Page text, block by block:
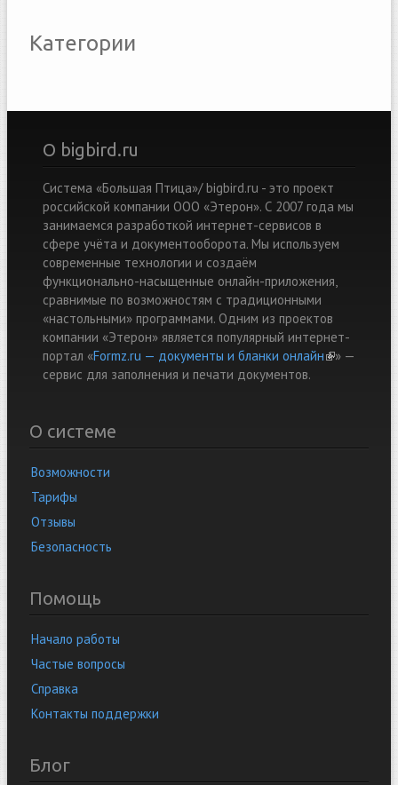
Категории
О bigbird.ru
Система «Большая Птица»/ bigbird.ru - это проект
российской компании ООО «Этерон». С 2007 года мы
занимаемся разработкой интернет-сервисов в
сфере учёта и документооборота. Мы используем
современные технологии и создаём
функционально-насыщенные онлайн-приложения,
сравнимые по возможностям с традиционными
«настольными» программами. Одним из проектов
компании «Этерон» является популярный интернет-
портал «Formz.ru — документы и бланки онлайн(link is
» —
cервис для заполнения и печати документов.
О системе
Возможности
Тарифы
Отзывы
Безопасность
Помощь
Начало работы
Частые вопросы
Справка
Контакты поддержки
Блог